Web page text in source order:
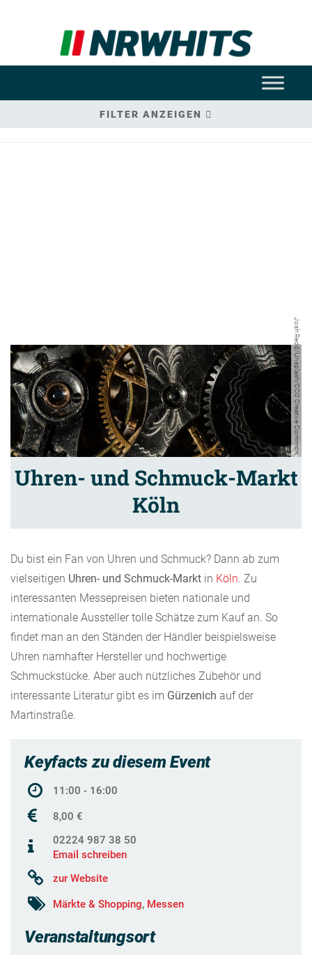
FILTER ANZEIGEN
Josh Redd/Unsplash/CC0 Creative Common
Uhren- und Schmuck-Markt
Köln
Du bist ein Fan von Uhren und Schmuck? Dann ab zum
vielseitigen Uhren- und Schmuck-Markt in Köln . Zu
interessanten Messepreisen bieten nationale und
internationale Aussteller tolle Schätze zum Kauf an. So
findet man an den Ständen der Händler beispielsweise
Uhren namhafter Hersteller und hochwertige
Schmuckstücke. Aber auch nützliches Zubehör und
interessante Literatur gibt es im Gürzenich auf der
Martinstraße.
Keyfacts zu diesem Event
11:00 - 16:00
8,00 €
02224 987 38 50
Email schreiben
zur Website
Märkte & Shopping, Messen
Veranstaltungsort